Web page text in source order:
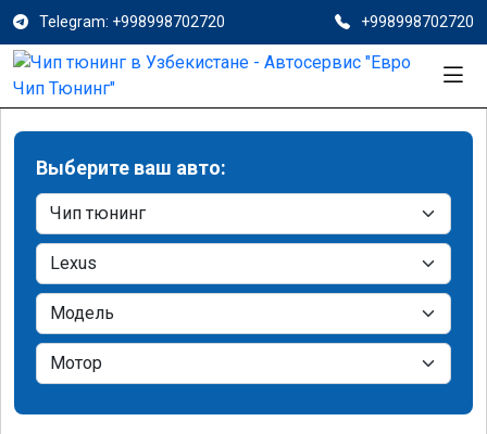
Telegram: +998998702720 +998998702720
Выберите ваш авто: